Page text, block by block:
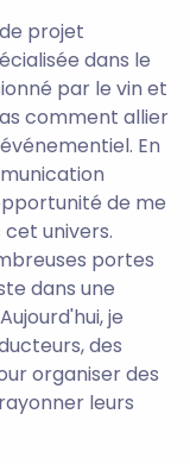
projet
dans le
par le vin et
comment allier
En
de me
univers.
portes
dans une
je
des
organiser des
leurs